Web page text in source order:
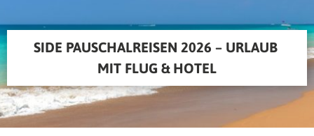
SIDE PAUSCHALREISEN 2026 – URLAUB
MIT FLUG & HOTEL